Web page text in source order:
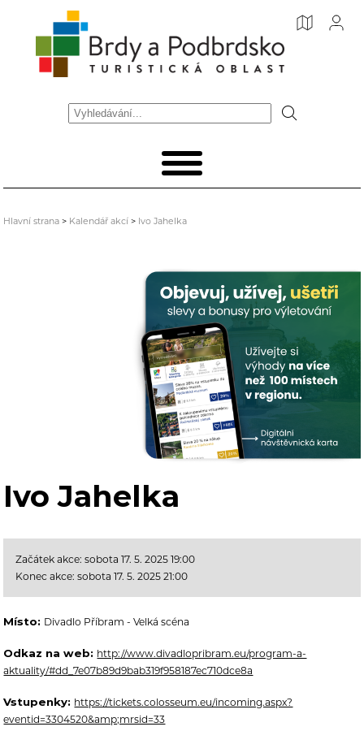
Hlavní strana > Kalendář akcí > Ivo Jahelka
Ivo Jahelka
Začátek akce: sobota 17. 5. 2025 19:00
Konec akce: sobota 17. 5. 2025 21:00
Místo: Divadlo Příbram - Velká scéna
Odkaz na web: http://www.divadlopribram.eu/program-a-
aktuality/#dd_7e07b89d9bab319f958187ec710dce8a
Vstupenky: https://tickets.colosseum.eu/incoming.aspx?
eventid=3304520&amp;mrsid=33